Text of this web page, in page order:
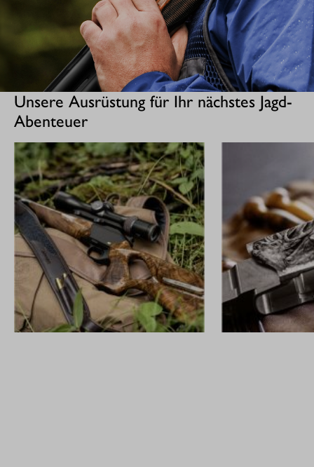
Unsere Ausrüstung für Ihr nächstes Jagd-
Abenteuer